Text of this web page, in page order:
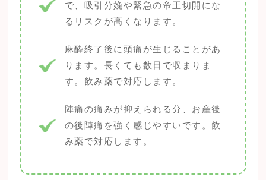
で、吸引分娩や緊急の帝王切開にな
るリスクが高くなります。
麻酔終了後に頭痛が生じることがあ
ります。長くても数日で収まりま
す。飲み薬で対応します。
陣痛の痛みが抑えられる分、お産後
の後陣痛を強く感じやすいです。飲
み薬で対応します。